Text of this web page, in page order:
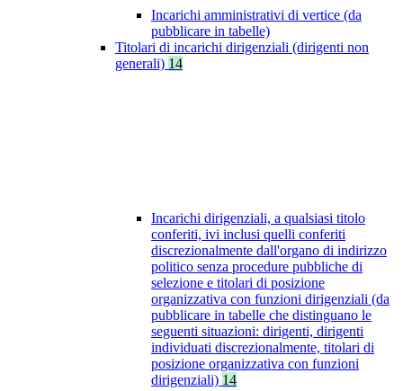
Incarichi amministrativi di vertice (da
pubblicare in tabelle)
Titolari di incarichi dirigenziali (dirigenti non
generali) 14
Incarichi dirigenziali, a qualsiasi titolo
conferiti, ivi inclusi quelli conferiti
discrezionalmente dall'organo di indirizzo
politico senza procedure pubbliche di
selezione e titolari di posizione
organizzativa con funzioni dirigenziali (da
pubblicare in tabelle che distinguano le
seguenti situazioni: dirigenti, dirigenti
individuati discrezionalmente, titolari di
posizione organizzativa con funzioni
dirigenziali) 14